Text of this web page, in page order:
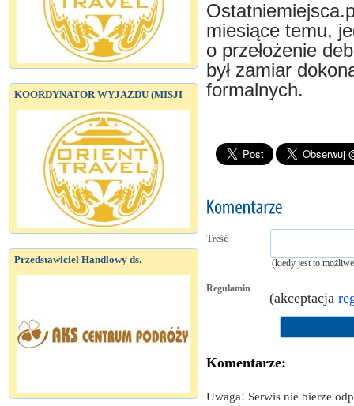
KOORDYNATOR WYJAZDU (MISJI
Przedstawiciel Handlowy ds.
miesiące temu,
o przełożenie
był zamiar
formalnych.
Treść
(kiedy jest to
Regulamin
(akceptacja
Komentarze:
Uwaga! Serwis nie bierze